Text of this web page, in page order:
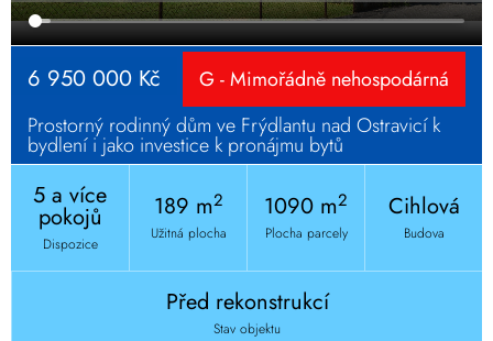
6 950 000 Kč
G - Mimořádně nehospodárná
Prostorný rodinný dům ve Frýdlantu nad Ostravicí k
bydlení i jako investice k pronájmu bytů
5 a více
pokojů
Dispozice
189 m2
Užitná plocha
1090 m2
Plocha parcely
Cihlová
Budova
Před rekonstrukcí
Stav objektu